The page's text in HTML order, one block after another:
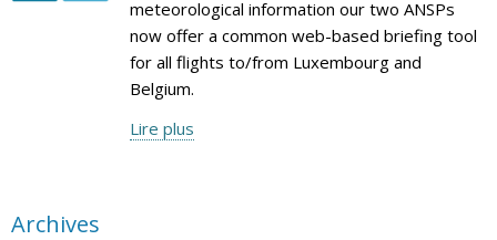
meteorological information our two ANSPs
now offer a common web-based briefing tool
for all flights to/from Luxembourg and
Belgium.
Lire plus
Archives